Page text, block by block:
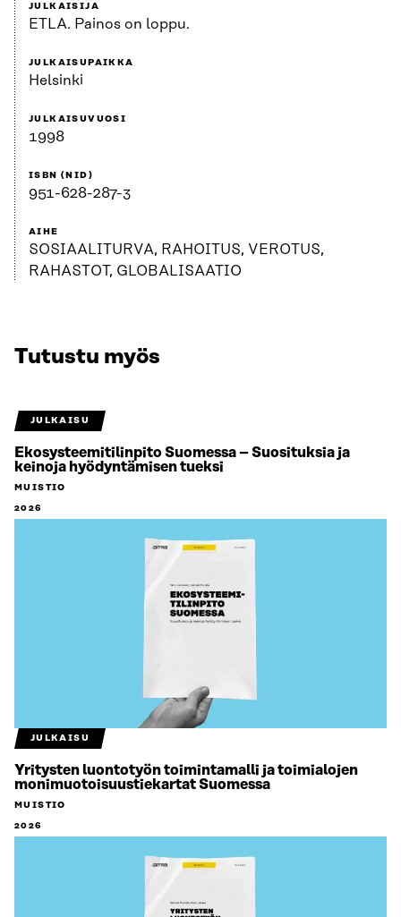
JULKAISIJA
ETLA. Painos on loppu.
JULKAISUPAIKKA
Helsinki
JULKAISUVUOSI
1998
ISBN (NID)
951-628-287-3
AIHE
SOSIAALITURVA, RAHOITUS, VEROTUS,
RAHASTOT, GLOBALISAATIO
Tutustu myös
JULKAISU
Ekosysteemitilinpito Suomessa – Suosituksia ja
keinoja hyödyntämisen tueksi
MUISTIO
2026
JULKAISU
Yritysten luontotyön toimintamalli ja toimialojen
monimuotoisuustiekartat Suomessa
MUISTIO
2026